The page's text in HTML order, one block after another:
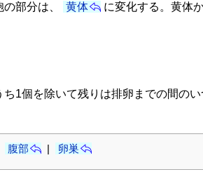
部分は、 黄体 に変化する。黄体
1個を除いて残りは排卵までの間の
腹部 | 卵巣